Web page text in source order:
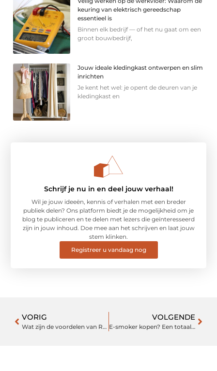
keuring van elektrisch gereedschap
essentieel is
Binnen elk bedrijf — of het nu gaat om een
groot bouwbedrijf,
Jouw ideale kledingkast ontwerpen en slim
inrichten
Je kent het wel: je opent de deuren van je
kledingkast en
Schrijf je nu in en deel jouw verhaal!
Wil je jouw ideeën, kennis of verhalen met een breder
publiek delen? Ons platform biedt je de mogelijkheid om je
blog te publiceren en te delen met lezers die geïnteresseerd
zijn in jouw inhoud. Doe mee aan het schrijven en laat jouw
stem klinken.
Registreer u vandaag nog
VORIG
Wat zijn de voordelen van Royal Jelly?
VOLGENDE
E-smoker kopen? Een totaal nieuwe beleving van het roken